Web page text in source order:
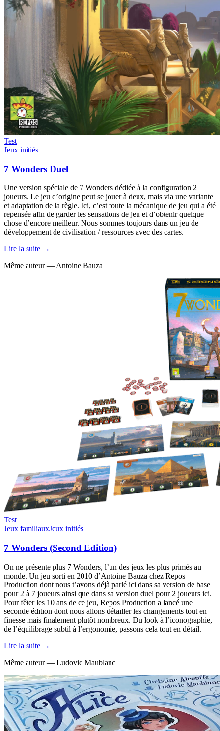
Test
Jeux initiés
7 Wonders Duel
Une version spéciale de 7 Wonders dédiée à la configuration 2
joueurs. Le jeu d’origine peut se jouer à deux, mais via une variante
et adaptation de la règle. Ici, c’est toute la mécanique de jeu qui a été
repensée afin de garder les sensations de jeu et d’obtenir quelque
chose d’encore meilleur. Nous sommes toujours dans un jeu de
développement de civilisation / ressources avec des cartes.
Lire la suite →
Même auteur — Antoine Bauza
Test
Jeux familiauxJeux initiés
7 Wonders (Second Edition)
On ne présente plus 7 Wonders, l’un des jeux les plus primés au
monde. Un jeu sorti en 2010 d’Antoine Bauza chez Repos
Production dont nous t’avons déjà parlé ici dans sa version de base
pour 2 à 7 joueurs ainsi que dans sa version duel pour 2 joueurs ici.
Pour fêter les 10 ans de ce jeu, Repos Production a lancé une
seconde édition dont nous allons détailler les changements tout en
finesse mais finalement plutôt nombreux. Du look à l’iconographie,
de l’équilibrage subtil à l’ergonomie, passons cela tout en détail.
Lire la suite →
Même auteur — Ludovic Maublanc